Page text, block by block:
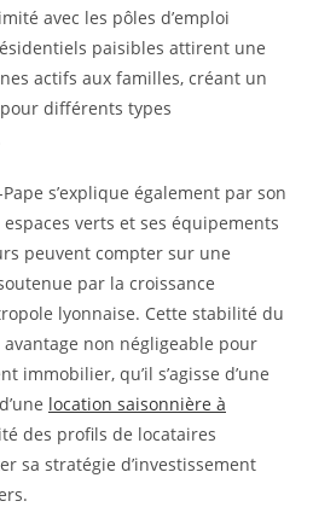
avec les pôles d’emploi
paisibles attirent une
actifs aux familles, créant un
différents types
s’explique également par son
verts et ses équipements
peuvent compter sur une
par la croissance
lyonnaise. Cette stabilité du
non négligeable pour
immobilier, qu’il s’agisse d’une
location saisonnière à
des profils de locataires
sa stratégie d’investissement